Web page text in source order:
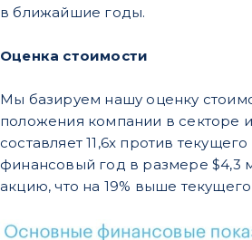
в ближайшие годы.
Оценка стоимости
Мы базируем нашу оценку
положения компании в секторе
составляет 11,6x против
финансовый год в размере $4,3
акцию, что на 19% выше